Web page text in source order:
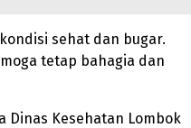
sehat dan bugar.
tetap bahagia dan
Dinas Kesehatan Lombok